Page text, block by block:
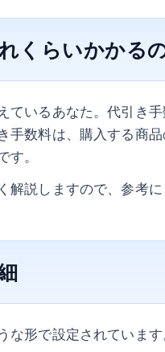
くらいかかる
ているあなた。代引き
手数料は、購入する商
。
解説しますので、参考
な形で設定されていま